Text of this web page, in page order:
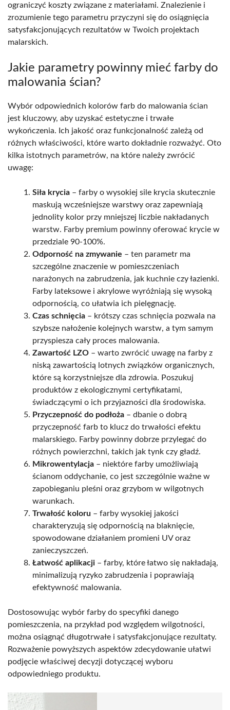
ograniczyć koszty związane z materiałami. Znalezienie i
zrozumienie tego parametru przyczyni się do osiągnięcia
satysfakcjonujących rezultatów w Twoich projektach
malarskich.
Jakie parametry powinny mieć farby do
malowania ścian?
Wybór odpowiednich kolorów farb do malowania ścian
jest kluczowy, aby uzyskać estetyczne i trwałe
wykończenia. Ich jakość oraz funkcjonalność zależą od
różnych właściwości, które warto dokładnie rozważyć. Oto
kilka istotnych parametrów, na które należy zwrócić
uwagę:
Siła krycia – farby o wysokiej sile krycia skutecznie
maskują wcześniejsze warstwy oraz zapewniają
jednolity kolor przy mniejszej liczbie nakładanych
warstw. Farby premium powinny oferować krycie w
przedziale 90-100%.
Odporność na zmywanie – ten parametr ma
szczególne znaczenie w pomieszczeniach
narażonych na zabrudzenia, jak kuchnie czy łazienki.
Farby lateksowe i akrylowe wyróżniają się wysoką
odpornością, co ułatwia ich pielęgnację.
Czas schnięcia – krótszy czas schnięcia pozwala na
szybsze nałożenie kolejnych warstw, a tym samym
przyspiesza cały proces malowania.
Zawartość LZO – warto zwrócić uwagę na farby z
niską zawartością lotnych związków organicznych,
które są korzystniejsze dla zdrowia. Poszukuj
produktów z ekologicznymi certyfikatami,
świadczącymi o ich przyjazności dla środowiska.
Przyczepność do podłoża – dbanie o dobrą
przyczepność farb to klucz do trwałości efektu
malarskiego. Farby powinny dobrze przylegać do
różnych powierzchni, takich jak tynk czy gładź.
Mikrowentylacja – niektóre farby umożliwiają
ścianom oddychanie, co jest szczególnie ważne w
zapobieganiu pleśni oraz grzybom w wilgotnych
warunkach.
Trwałość koloru – farby wysokiej jakości
charakteryzują się odpornością na blaknięcie,
spowodowane działaniem promieni UV oraz
zanieczyszczeń.
Łatwość aplikacji – farby, które łatwo się nakładają,
minimalizują ryzyko zabrudzenia i poprawiają
efektywność malowania.
Dostosowując wybór farby do specyfiki danego
pomieszczenia, na przykład pod względem wilgotności,
można osiągnąć długotrwałe i satysfakcjonujące rezultaty.
Rozważenie powyższych aspektów zdecydowanie ułatwi
podjęcie właściwej decyzji dotyczącej wyboru
odpowiedniego produktu.